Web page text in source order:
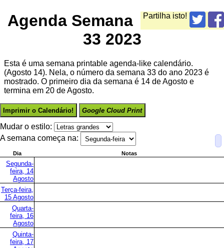
Partilha isto!
Agenda Semana
33 2023
Esta é uma semana printable agenda-like calendário.
(Agosto 14). Nela, o número da semana 33 do ano 2023 é
mostrado. O primeiro dia da semana é 14 de Agosto e
termina em 20 de Agosto.
Imprimir o Calendário! Google Cloud Print
Mudar o estilo:
A semana começa na:
Dia Notas
Segunda-
feira, 14
Agosto
Terça-feira,
15 Agosto
Quarta-
feira, 16
Agosto
Quinta-
feira, 17